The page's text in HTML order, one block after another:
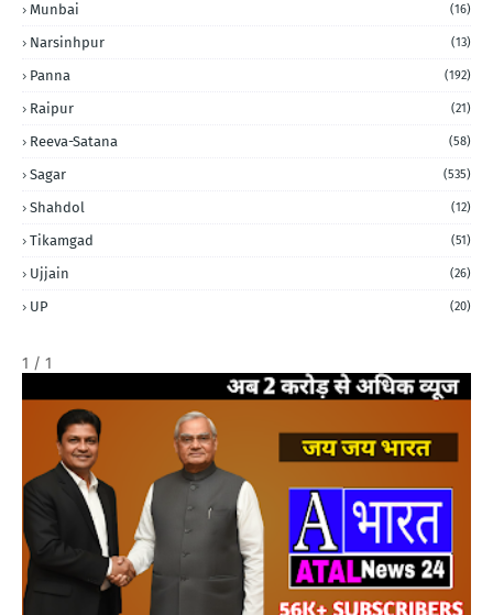
Munbai (16)
Narsinhpur (13)
Panna (192)
Raipur (21)
Reeva-Satana (58)
Sagar (535)
Shahdol (12)
Tikamgad (51)
Ujjain (26)
UP (20)
1 / 1